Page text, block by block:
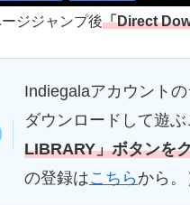
ジジャンプ後「Direct
Indiegalaアカウント
ダウンロードして遊
LIBRARY」ボタンを
の登録はこちら から。